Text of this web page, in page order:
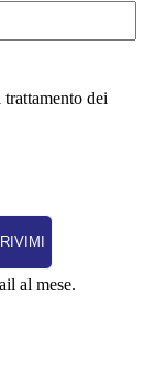
dei
al mese.